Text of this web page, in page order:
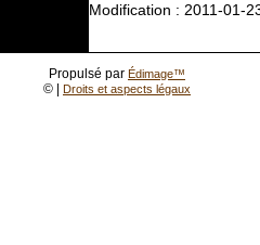
Modification : 2011-01-
Propulsé par Édimage™
© Droits et aspects légaux